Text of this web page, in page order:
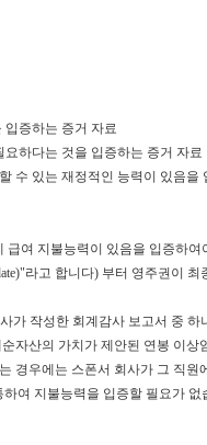
입증하는 증거 자료
하다는 것을 입증하는 증거 자료
수 있는 재정적인 능력이 있음을
여 지불능력이 있음을 입증하
라고 합니다) 부터 영주권이
가 작성한 회계감사 보고서 중
자산의 가치가 제안된 연봉 이상
경우에는 스폰서 회사가 그 직
여 지불능력을 입증할 필요가 없